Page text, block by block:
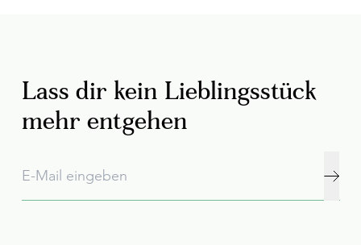
Lass dir kein Lieblingsstück
mehr entgehen